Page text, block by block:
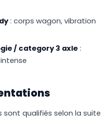
: corps wagon, vibration
/ category 3 axle :
sont qualifiés selon la suite